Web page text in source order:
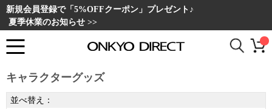
新規会員登録で「5%OFFクーポン」プレゼント♪
夏季休業のお知らせ >>
キャラクターグッズ
並べ替え：